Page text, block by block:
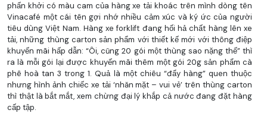
phấn khởi có màu cam của hàng xe tải khoác trên mình dòng tên
Vinacafé một cái tên gợi nhớ nhiều cảm xúc và ký ức của người
tiêu dùng Việt Nam. Hàng xe forklift đang hối hả chất hàng lên xe
tải, những thùng carton sản phẩm với thiết kế mới với thông điệp
khuyến mãi hấp dẫn: “Ôi, cũng 20 gói một thùng sao nặng thế” thì
ra là mỗi gói lại được khuyến mãi thêm một gói 20g sản phẩm cà
phê hoà tan 3 trong 1. Quả là một chiêu “đẩy hàng” quen thuộc
nhưng hình ảnh chiếc xe tải ‘nhăn mặt – vui vẻ’ trên thùng carton
thì thật là bắt mắt, xem chừng đại lý khắp cả nước đang đặt hàng
cấp tập.